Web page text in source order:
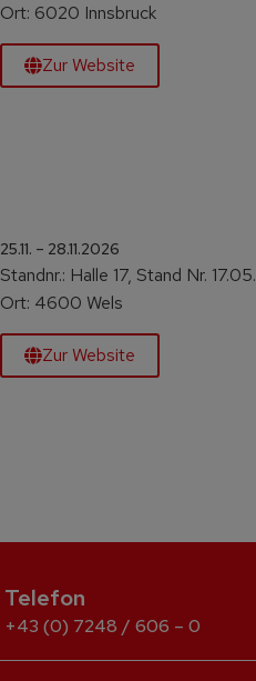
Ort: 6020 Innsbruck
Zur Website
25.11. – 28.11.2026
Standnr.: Halle 17, Stand Nr. 17.05.
Ort: 4600 Wels
Zur Website
Telefon
+43 (0) 7248 / 606 – 0